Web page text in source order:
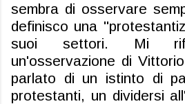
sembra di osservare
definisco una
suoi settori. Mi
un'osservazione di
parlato di un istinto di
protestanti, un dividersi